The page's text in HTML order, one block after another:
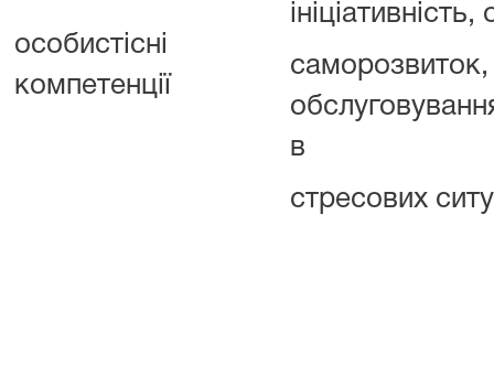
особистісні
компетенції
ініціативність,
в
стресових